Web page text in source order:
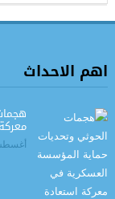
اهم الاحداث
أغسطس 07,